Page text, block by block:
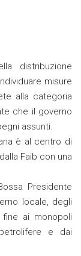
distribuzione
misure
alla categoria
che il governo
assunti.
è al centro di
Faib con una
Presidente
locale, degli
ai monopoli
e dai